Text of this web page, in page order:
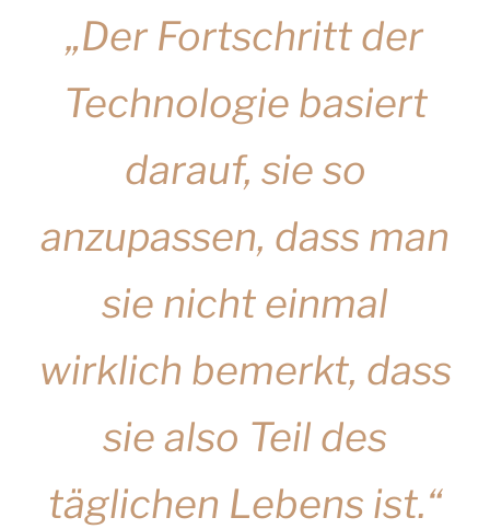
„Der Fortschritt der
Technologie basiert
darauf, sie so
anzupassen, dass man
sie nicht einmal
wirklich bemerkt, dass
sie also Teil des
täglichen Lebens ist.“